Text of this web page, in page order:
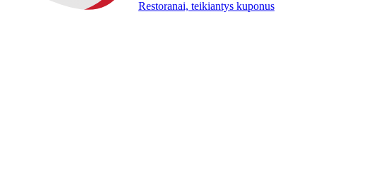
Restoranai, teikiantys kuponus